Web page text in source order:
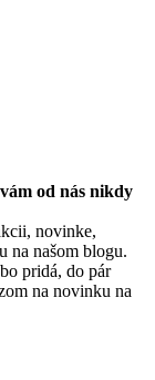
od nás nikdy
novinke,
na našom blogu.
pridá, do pár
na novinku na